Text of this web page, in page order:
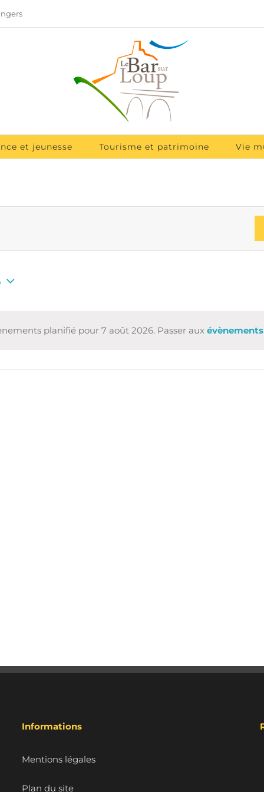
et jeunesse Tourisme et patrimoine Vie
planifié pour 7 août 2026. Passer aux
Informations
Mentions légales
Plan du site